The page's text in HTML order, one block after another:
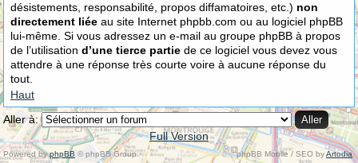
désistements, responsabilité, propos diffamatoires, etc.) non
directement liée au site Internet phpbb.com ou au logiciel phpBB
lui-même. Si vous adressez un e-mail au groupe phpBB à propos
de l’utilisation d’une tierce partie de ce logiciel vous devez vous
attendre à une réponse très courte voire à aucune réponse du
tout.
Haut
Aller à:
Full Version
Powered byphpBB © phpBB Group. phpBB Mobile / SEO byArtodia.